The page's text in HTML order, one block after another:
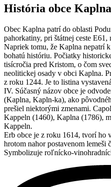
História obce Kaplna
Obec Kaplna patrí do oblasti
pahorkatiny, pri štátnej ceste E61,
Napriek tomu, že Kaplna nepatrí
bohatú históriu. Počiatky
tisícročia pred Kristom, o čom
neolitickej osady v obci Kaplna.
z roku 1244. Je to listina
IV. Súčasný názov obce je
(Kaplna, Kapln-ka), ako
prešiel niektorými zmenami.
Kappeln (1460), Kaplna (1786),
Kappeln.
Erb obce je z roku 1614, tvorí ho
hrotom nahor postavenom lemeši
Symbolizuje roľnícko-